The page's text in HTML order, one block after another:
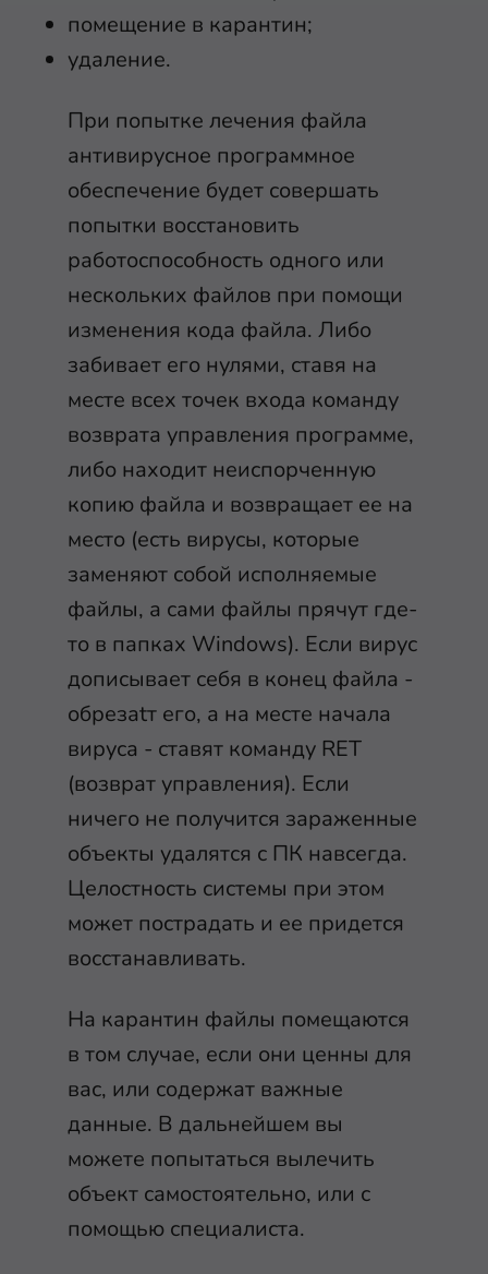
помещение в карантин;
удаление.
При попытке лечения файла
антивирусное программное
обеспечение будет совершать
попытки восстановить
работоспособность одного или
нескольких файлов при помощи
изменения кода файла. Либо
забивает его нулями, ставя на
месте всех точек входа команду
возврата управления программе,
либо находит неиспорченную
копию файла и возвращает ее на
место (есть вирусы, которые
заменяют собой исполняемые
файлы, а сами файлы прячут где-
то в папках Windows). Если вирус
дописывает себя в конец файла -
обрезаtт его, а на месте начала
вируса - ставят команду RET
(возврат управления). Если
ничего не получится зараженные
объекты удалятся с ПК навсегда.
Целостность системы при этом
может пострадать и ее придется
восстанавливать.
На карантин файлы помещаются
в том случае, если они ценны для
вас, или содержат важные
данные. В дальнейшем вы
можете попытаться вылечить
объект самостоятельно, или с
помощью специалиста.